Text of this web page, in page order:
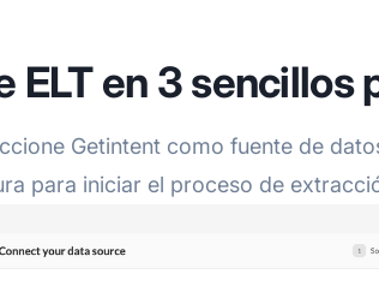
en 3 sencillos
Getintent como fuente de
para iniciar el proceso de